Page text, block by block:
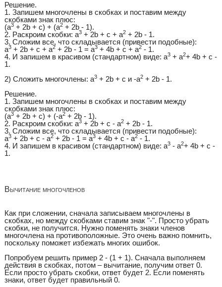
Решение.
1. Запишем многочлены в скобках и поставим между
скобками знак плюс:
(а3+ 2b + с) + (а2+ 2b - 1).
2. Раскроим скобки: a3+ 2b + с + а2+ 2b - 1.
3. Сложим все, что складывается (привести подобные):
a3+ 2b + с + а2+ 2b - 1 = а3+ 4b + с + а2- 1.
4. И запишем в красивом (стандартном) виде: a3+ а2+ 4b + с -
1.
2) Сложить многочлены: a3+ 2b + с и -а2+ 2b - 1.
Решение.
1. Запишем многочлены в скобках и поставим между
скобками знак плюс:
(а3+ 2b + с) + (-а2+ 2b - 1).
2. Раскроим скобки: a3+ 2b + с - а2+ 2b - 1.
3. Сложим все, что складывается (привести подобные):
a3+ 2b + с - а2+ 2b - 1 = а3+ 4b + с - а2- 1.
4. И запишем в красивом (стандартном) виде: a3- а2+ 4b + с -
1.
Вычитание многочленов
Как при сложении, сначала записываем многочлены в
скобках, но между скобками ставим знак "-". Просто убрать
скобки, не получится. Нужно поменять знаки членов
многочлена на противоположные. Это очень важно помнить,
поскольку поможет избежать многих ошибок.
Попробуем решить пример 2 - (1 + 1). Сначала выполняем
действия в скобках, потом – вычитание, получим ответ 0.
Если просто убрать скобки, ответ будет 2. Если поменять
знаки, ответ будет правильный 0.